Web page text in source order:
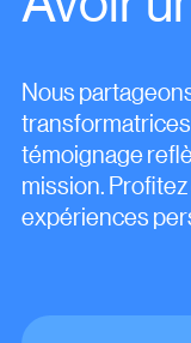
Nous
témoignage
mission.
expériences